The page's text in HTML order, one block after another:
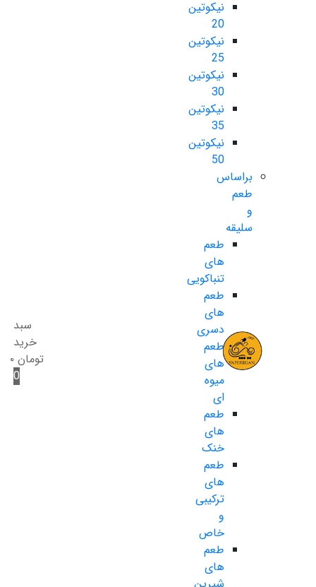
نیکوتین
20
نیکوتین
25
نیکوتین
30
نیکوتین
35
نیکوتین
50
براساس
طعم
و
سلیقه
طعم
های
تنباکویی
طعم
های
دسری
طعم
های
میوه
ای
طعم
های
خنک
طعم
های
ترکیبی
و
خاص
طعم
های
سبد
خرید
تومان ۰
0